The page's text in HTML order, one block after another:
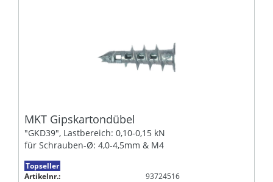
MKT Gipskartondübel
"GKD39", Lastbereich: 0,10-0,15 kN
für Schrauben-Ø: 4,0-4,5mm & M4
Topseller
Artikelnr.:
93724516